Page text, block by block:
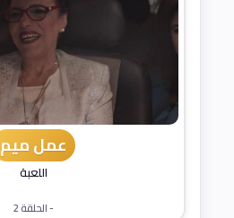
عمل ميم
اللعبة
- الحلقة 2